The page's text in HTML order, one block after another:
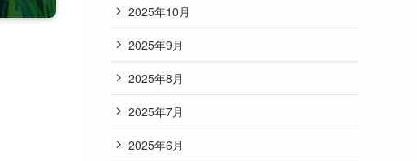
2025年10月
2025年9月
2025年8月
2025年7月
2025年6月